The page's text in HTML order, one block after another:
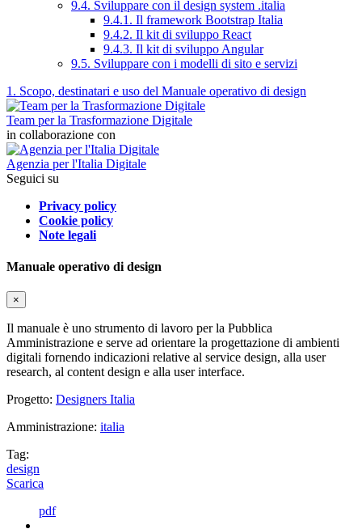
9.4. Sviluppare con il design system .italia
9.4.1. Il framework Bootstrap Italia
9.4.2. Il kit di sviluppo React
9.4.3. Il kit di sviluppo Angular
9.5. Sviluppare con i modelli di sito e servizi
1. Scopo, destinatari e uso del Manuale operativo di design
Team per la Trasformazione Digitale
in collaborazione con
Agenzia per l'Italia Digitale
Seguici su
Privacy policy
Cookie policy
Note legali
Manuale operativo di design
×
Il manuale è uno strumento di lavoro per la Pubblica
Amministrazione e serve ad orientare la progettazione di ambienti
digitali fornendo indicazioni relative al service design, alla user
research, al content design e alla user interface.
Progetto: Designers Italia
Amministrazione: italia
Tag:
design
Scarica
pdf